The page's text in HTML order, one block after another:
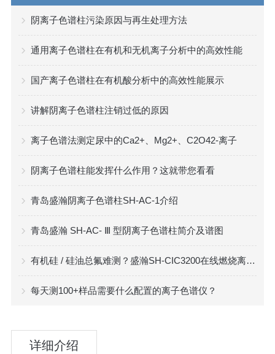
阴离子色谱柱污染原因与再生处理方法
通用离子色谱柱在有机和无机离子分析中的高效性能
国产离子色谱柱在有机酸分析中的高效性能展示
讲解阴离子色谱柱注销过低的原因
离子色谱法测定尿中的Ca2+、Mg2+、C2O42-离子
阴离子色谱柱能发挥什么作用？这就带您看看
青岛盛瀚阴离子色谱柱SH-AC-1介绍
青岛盛瀚 SH-AC- Ⅲ 型阴离子色谱柱简介及谱图
有机硅 / 硅油总氟难测？盛瀚SH-CIC3200在线燃烧离子色谱实测方案
每天测100+样品需要什么配置的离子色谱仪？
详细介绍